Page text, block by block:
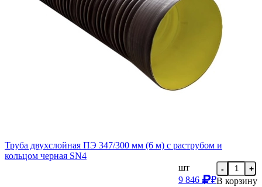
Труба двухслойная ПЭ 347/300 мм (6 м) с раструбом и
кольцом черная SN4
шт
9 846
₽
- +
В корзину